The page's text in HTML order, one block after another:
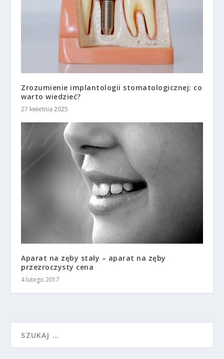
Zrozumienie implantologii stomatologicznej: co
warto wiedzieć?
27 kwietnia 2025
Aparat na zęby stały – aparat na zęby
przezroczysty cena
4 lutego 2017